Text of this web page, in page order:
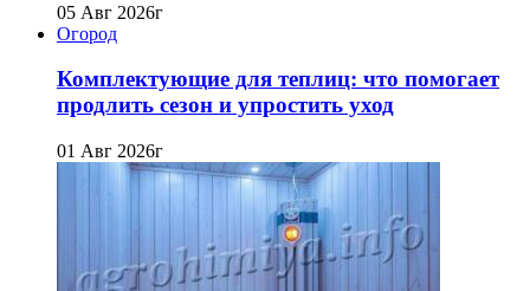
05 Авг 2026г
Огород
Комплектующие для теплиц: что помогает
продлить сезон и упростить уход
01 Авг 2026г